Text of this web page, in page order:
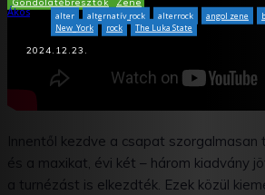
alter
alternatív rock alterrock angol zene
New_York
rock
The Luka State
2024.12.23.
Innentől kezdve a csapat
és a maxikat, évi két – három kiadvány
a turnézást is elkezdték. Ezek közül